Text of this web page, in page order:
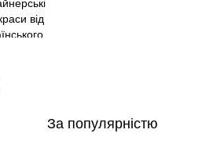
За популярністю